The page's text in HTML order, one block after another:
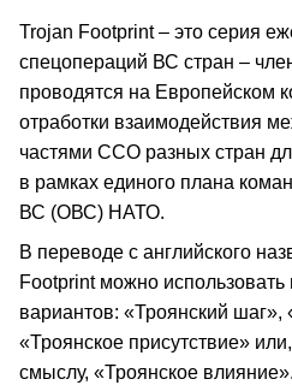
Trojan Footprint – это серия
спецопераций ВС стран –
проводятся на Европейском
отработки взаимодействия
частями ССО разных стран
в рамках единого плана
ВС (ОВС) НАТО.
В переводе с английского
Footprint можно
вариантов: «Троянский шаг»,
«Троянское присутствие»
смыслу, «Троянское